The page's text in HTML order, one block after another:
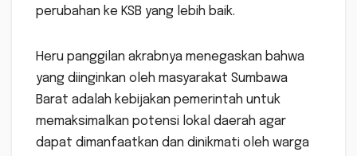
perubahan ke KSB yang lebih baik.
Heru panggilan akrabnya menegaskan bahwa
yang diinginkan oleh masyarakat Sumbawa
Barat adalah kebijakan pemerintah untuk
memaksimalkan potensi lokal daerah agar
dapat dimanfaatkan dan dinikmati oleh warga